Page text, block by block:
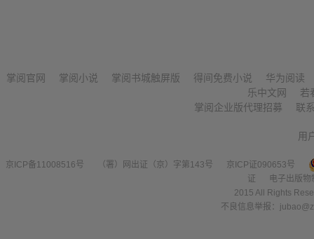
掌阅官网 掌阅小说 掌阅书城触屏版 得间免费小说
华为阅读
乐中文网
若
掌阅企业版代理招募
联
用
京ICP备11008516号 （署）网出证（京）字第143号
京ICP证090653号
证
电子出版
2015 All Rights
不良信息举报：